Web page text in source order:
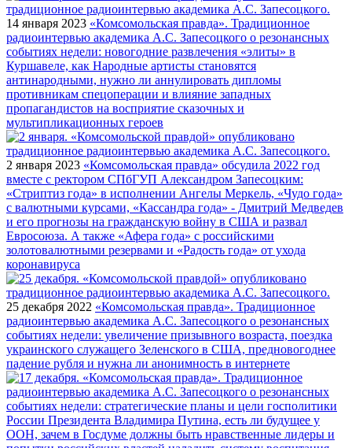
14 января 2023 «Комсомольская правда». Традиционное
радиоинтервью академика А.С. Запесоцкого о резонансных
событиях недели: новогодние развлечения «элиты» в
Куршавеле, как Народные артисты становятся
антинародными, нужно ли аннулировать дипломы
противникам спецоперации и влияние западных
пропагандистов на восприятие сказочных и
мультипликационных героев
2 января 2023 «Комсомольская правда» обсудила 2022 год
вместе с ректором СПбГУП Александром Запесоцким:
«Стриптиз года» в исполнении Ангелы Меркель, «Чудо года»
с валютными курсами, «Кассандра года» - Дмитрий Медведев
и его прогнозы на гражданскую войну в США и развал
Евросоюза. А также «Афера года» с российскими
золотовалютными резервами и «Радость года» от ухода
коронавируса
25 декабря 2022 «Комсомольская правда». Традиционное
радиоинтервью академика А.С. Запесоцкого о резонансных
событиях недели: увеличение призывного возраста, поездка
украинского служащего Зеленского в США, предновогоднее
падение рубля и нужна ли анонимность в интернете